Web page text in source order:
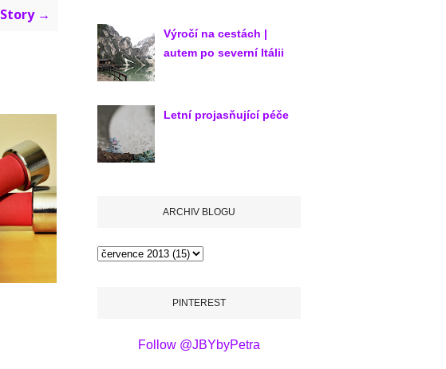
→
Výročí na cestách |
autem po severní Itálii
Letní projasňující péče
ARCHIV BLOGU
PINTEREST
Follow @JBYbyPetra